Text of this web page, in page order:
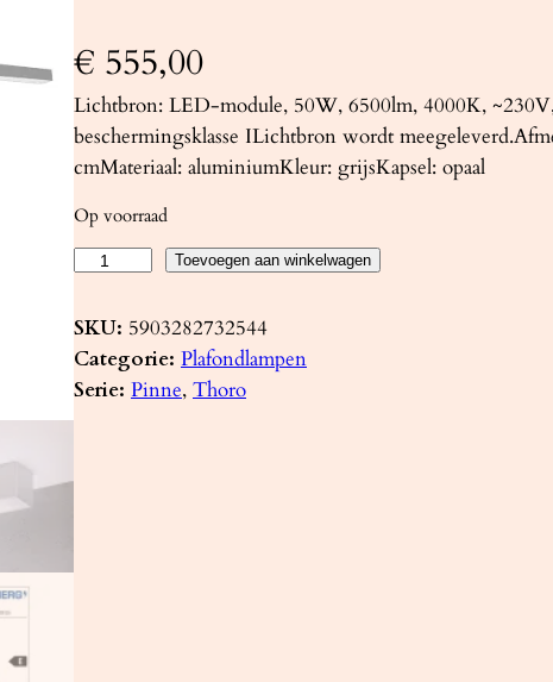
€ 555,00
Lichtbron: LED-module, 50W, 6500lm, 4000K,
beschermingsklasse ILichtbron wordt
cmMateriaal: aluminiumKleur: grijsKapsel: opaal
Op voorraad
a
f
o
n
l
p
Toevoegen aan winkelwagen
SKU: 5903282732544
Categorie: Plafondlampen
Serie: Pinne, Thoro